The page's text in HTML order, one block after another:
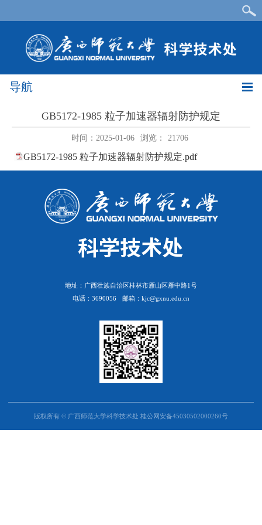
导航
GB5172-1985 粒子加速器辐射防护规定
时间：2025-01-06 浏览： 21706
GB5172-1985 粒子加速器辐射防护规定.pdf
地址：广西壮族自治区桂林市雁山区雁中路1号
电话：3690056
邮箱：kjc@gxnu.edu.cn
版权所有 © 广西师范大学科学技术处 桂公网安备45030502000260号